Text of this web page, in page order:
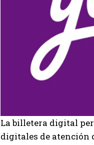
La billetera digital
digitales de atención